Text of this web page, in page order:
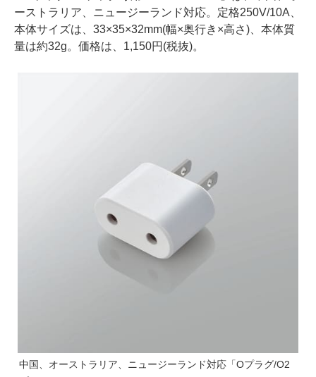
ーストラリア、ニュージーランド対応。定格250V/10A、
本体サイズは、33×35×32mm(幅×奥行き×高さ)、本体質
量は約32g。価格は、1,150円(税抜)。
中国、オーストラリア、ニュージーランド対応「Oプラグ/O2